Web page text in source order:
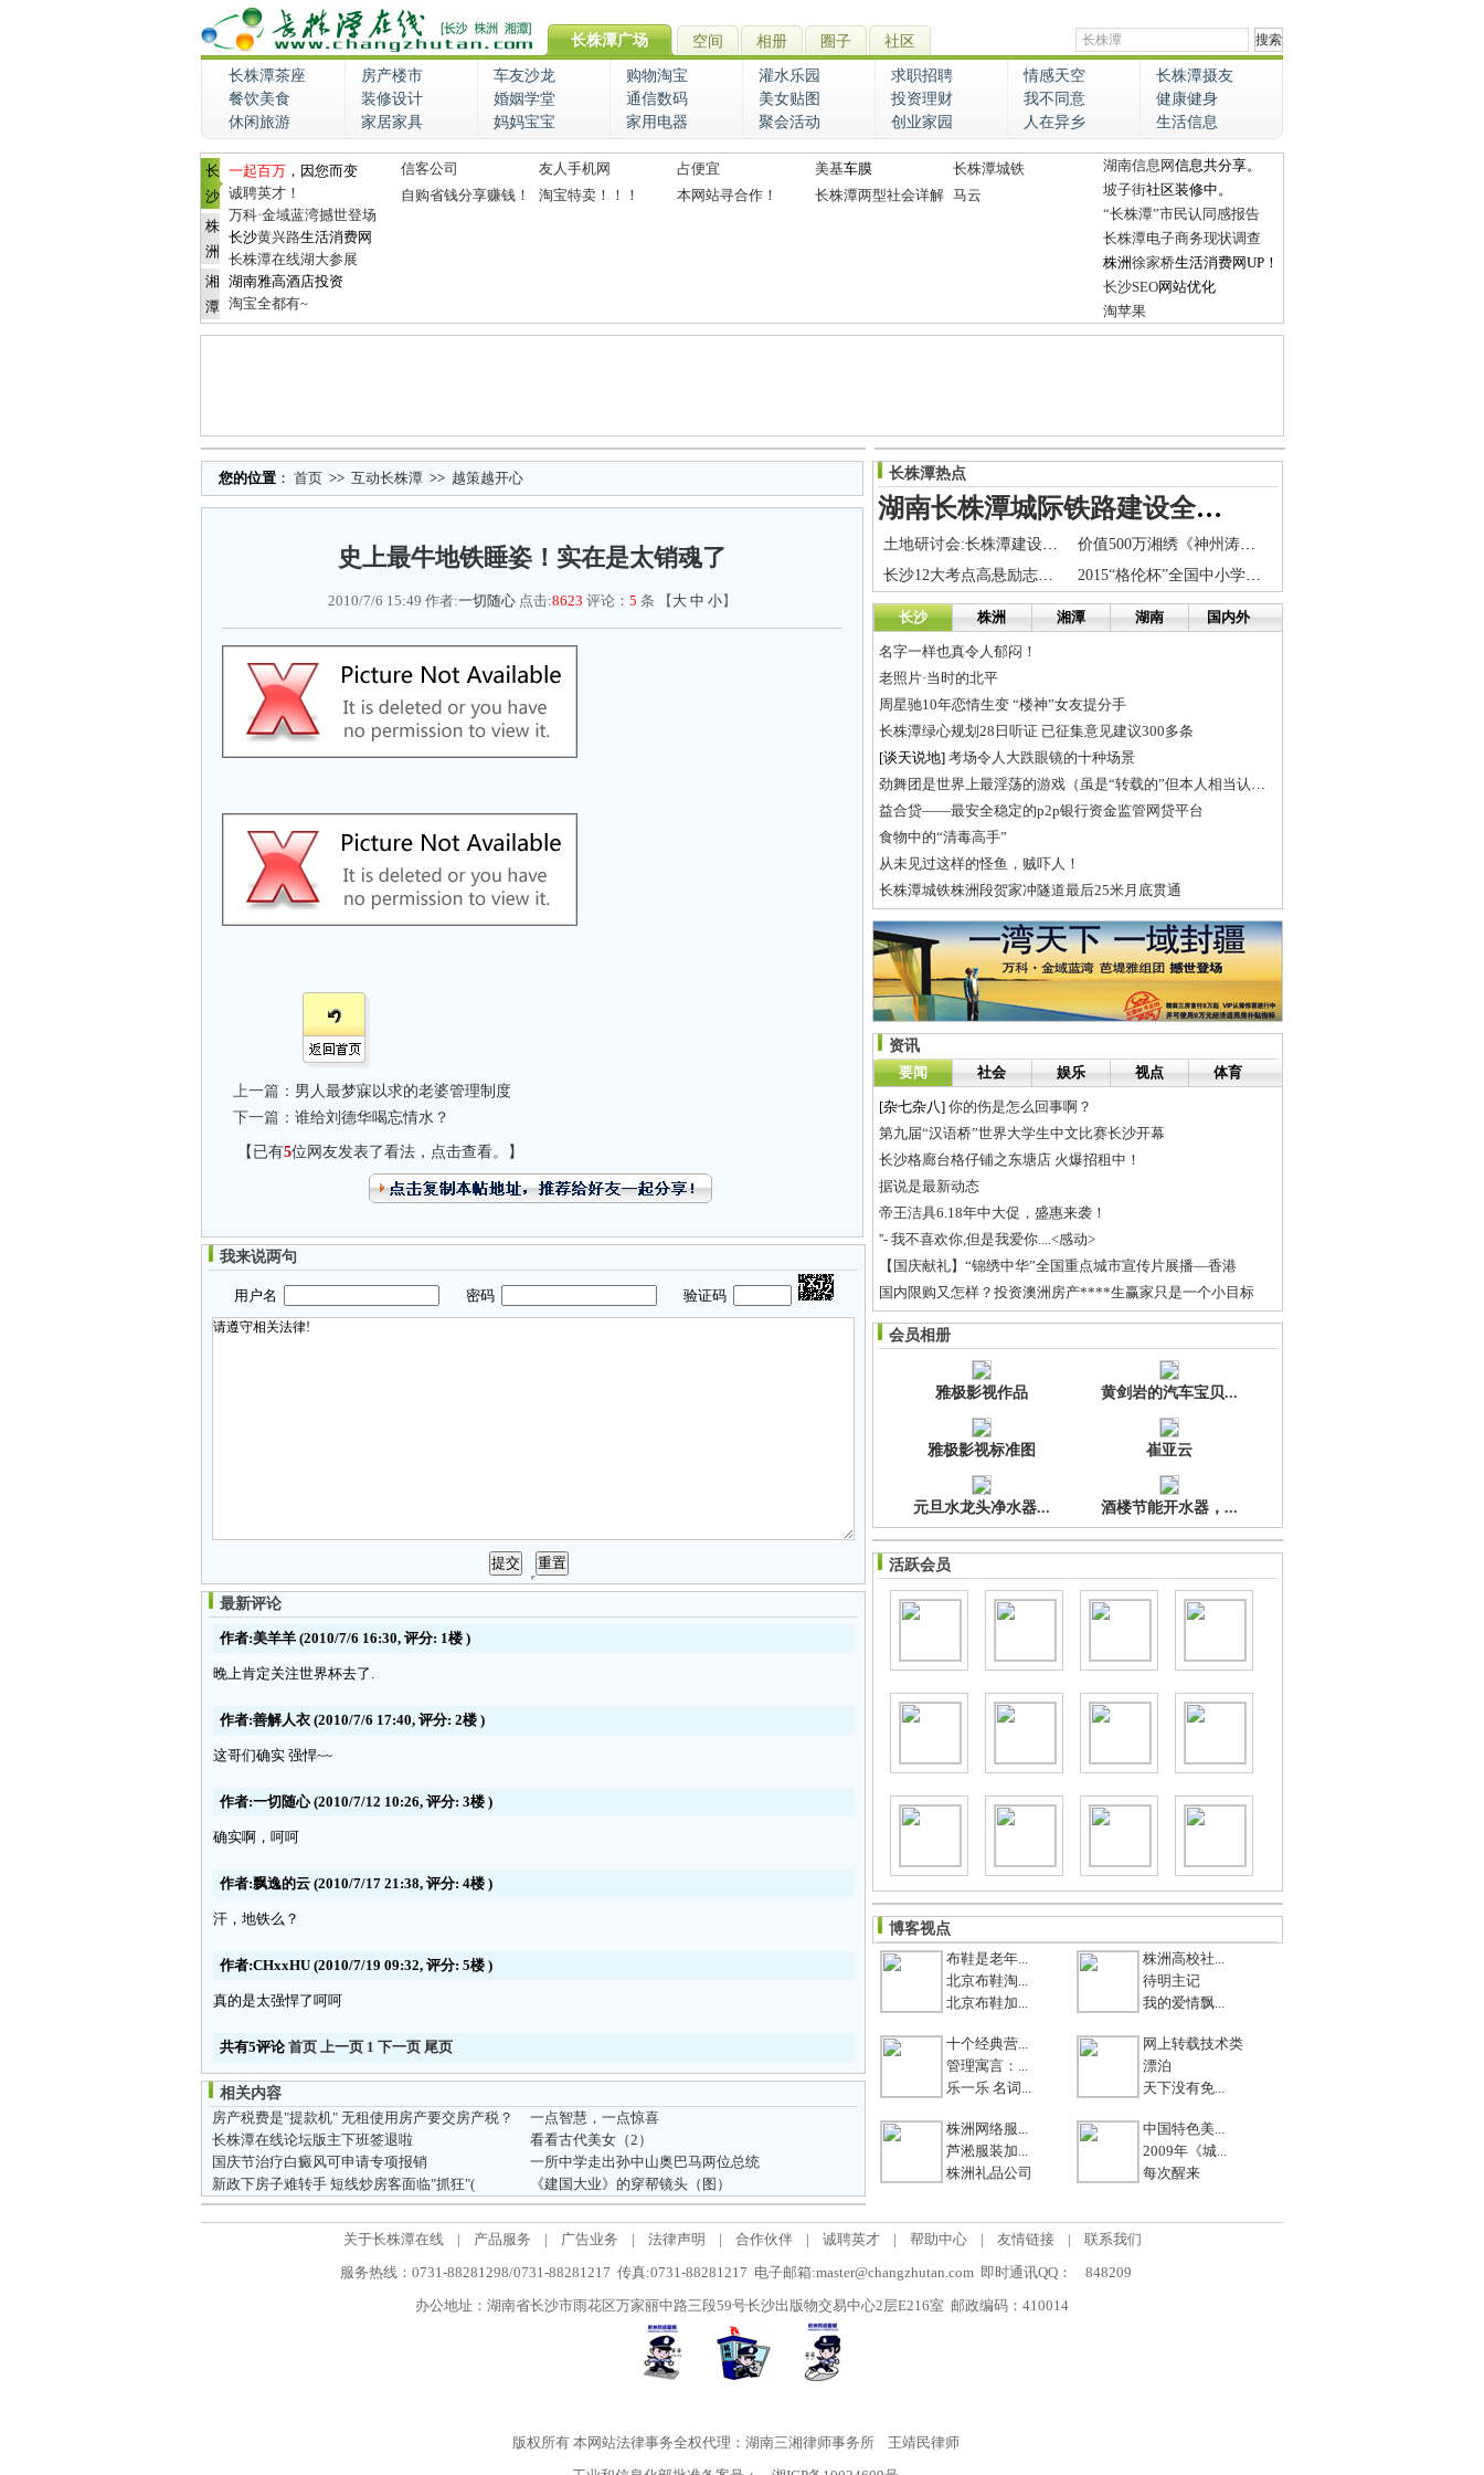
长株潭广场 空间 相册 圈子 社区
长株潭茶座 房产楼市 车友沙龙 购物淘宝 灌水乐园 求职招聘 情感天空
长株潭摄友
餐饮美食
装修设计 婚姻学堂 通信数码 美女贴图 投资理财 我不同意
健康健身
休闲旅游
家居家具 妈妈宝宝 家用电器 聚会活动 创业家园 人在异乡 生活信息
长
沙
株
洲
湘
潭
一起百万 ，因您而变
诚聘英才！
万科·金域蓝湾撼世登场
长沙黄兴路生活消费网
长株潭在线湖大参展
湖南雅高酒店投资
淘宝全都有~
信客公司 友人手机网 占便宜 美基车膜
长株潭城铁
自购省钱分享赚钱！
淘宝特卖！！！ 本网站寻合作！ 长株潭两型社会详解 马云
湖南信息网信息共分享。
坡子街社区装修中。
“长株潭”市民认同感报告
长株潭电子商务现状调查
株洲徐家桥生活消费网UP！
长沙SEO网站优化
淘苹果
您的位置 ： 首页 >> 互动长株潭 >> 越策越开心
史上最牛地铁睡姿！实在是太销魂了
2010/7/6 15:49 作者:一切随心 点击:8623 评论： 5 条 【 大 中 小】
上一篇： 男人最梦寐以求的老婆管理制度
下一篇： 谁给刘德华喝忘情水？
【已有5位网友发表了看法，点击查看。】
我来说两句
用户名 密码 验证码
最新评论
作者:美羊羊 (2010/7/6 16:30, 评分: 1楼 )
晚上肯定关注世界杯去了.
作者:善解人衣 (2010/7/6 17:40, 评分: 2楼 )
这哥们确实 强悍~~
作者:一切随心(2010/7/12 10:26, 评分: 3楼 )
确实啊，呵呵
作者:飘逸的云 (2010/7/17 21:38, 评分: 4楼 )
汗，地铁么？
作者:CHxxHU (2010/7/19 09:32, 评分: 5楼 )
真的是太强悍了呵呵
共有5评论首页 上一页 1 下一页 尾页
相关内容
房产税费是"提款机" 无租使用房产要交房产税？
一点智慧，一点惊喜
长株潭在线论坛版主下班签退啦
看看古代美女（2）
国庆节治疗白癜风可申请专项报销
一所中学走出孙中山奥巴马两位总统
新政下房子难转手 短线炒房客面临"抓狂"(
《建国大业》的穿帮镜头（图）
长株潭热点
湖南长株潭城际铁路建设全面提速
土地研讨会:长株潭建设不能摊大饼
价值500万湘绣《神州涛声》封针 10名绣工耗时5年
长沙12大考点高悬励志联 一起为高考生祝福加油
2015“格伦杯”全国中小学生创意作文大赛全国分赛区招募
长沙 株洲 湘潭 湖南 国内外
名字一样也真令人郁闷！
老照片·当时的北平
周星驰10年恋情生变 “楼神”女友提分手
长株潭绿心规划28日听证 已征集意见建议300多条
[谈天说地] 考场令人大跌眼镜的十种场景
劲舞团是世界上最淫荡的游戏（虽是“转载的”但本人相当认同）
益合贷——最安全稳定的p2p银行资金监管网贷平台
食物中的“清毒高手”
从未见过这样的怪鱼，贼吓人！
长株潭城铁株洲段贺家冲隧道最后25米月底贯通
资讯
要闻
社会 娱乐 视点 体育
[杂七杂八] 你的伤是怎么回事啊？
第九届“汉语桥”世界大学生中文比赛长沙开幕
长沙格廊台格仔铺之东塘店 火爆招租中！
据说是最新动态
帝王洁具6.18年中大促，盛惠来袭！
''- 我不喜欢你,但是我爱你....<感动>
【国庆献礼】“锦绣中华”全国重点城市宣传片展播—香港
国内限购又怎样？投资澳洲房产****生赢家只是一个小目标
湘雅医院糖尿病友比赛注射技能 不少人技术不逊护士
茶陵一村官劳累病逝 上千村民含泪送葬
会员相册
雅极影视作品 黄剑岩的汽车宝贝...
雅极影视标准图 崔亚云
元旦水龙头净水器... 酒楼节能开水器，...
活跃会员
博客视点
布鞋是老年...
北京布鞋淘...
北京布鞋加...
株洲高校社...
待明主记
我的爱情飘...
十个经典营...
管理寓言：...
乐一乐 名词...
网上转载技术类
漂泊
天下没有免...
株洲网络服...
芦淞服装加...
株洲礼品公司
中国特色美...
2009年《城...
每次醒来
关于长株潭在线 | 产品服务 | 广告业务 | 法律声明 | 合作伙伴 | 诚聘英才 | 帮助中心 | 友情链接 |
联系我们
服务热线：0731-88281298/0731-88281217 传真:0731-88281217 电子邮箱:master@changzhutan.com 即时通讯QQ：
848209
办公地址：湖南省长沙市雨花区万家丽中路三段59号长沙出版物交易中心2层E216室 邮政编码：410014
版权所有本网站法律事务全权代理：湖南三湘律师事务所
王靖民律师